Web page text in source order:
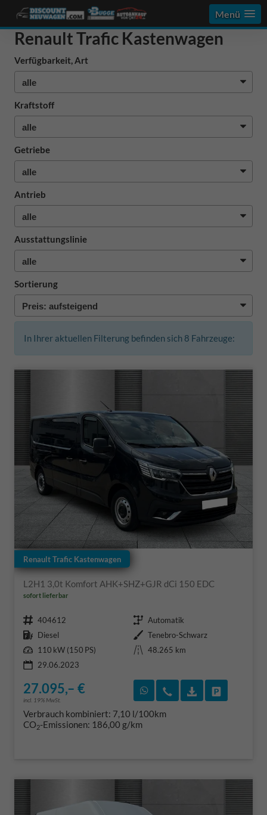
Menü
Renault Trafic Kastenwagen
Verfügbarkeit, Art
Kraftstoff
Getriebe
Antrieb
Ausstattungslinie
Sortierung
In Ihrer aktuellen Filterung befinden sich 8 Fahrzeuge:
Renault Trafic Kastenwagen
L2H1 3,0t Komfort AHK+SHZ+GJR dCi 150 EDC
sofort lieferbar
Fahrzeugnr. 404612 Getriebe Automatik
Kraftstoff Diesel Außenfarbe Tenebro-Schwarz
Leistung 110 kW (150 PS) Kilometerstand
48.265 km
29.06.2023
27.095,– €
incl. 19% MwSt.
Rückruf vereinbaren
Wir rufen Sie an
Verbrauch kombiniert: 7,10 l/100km
CO2-Emissionen: 186,00 g/km